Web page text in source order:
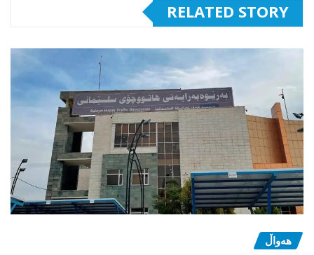
RELATED STORY
هەواڵ